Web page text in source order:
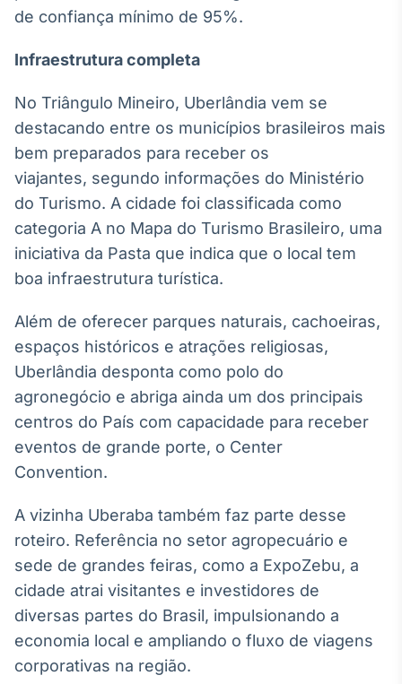
IA
BroadFast
Em breve
Investimentos
Tokenização
de ativos
Crédito
Em breve
de confiança mínimo de 95%.
Infraestrutura completa
No Triângulo Mineiro, Uberlândia vem se
destacando entre os municípios brasileiros mais
bem preparados para receber os
viajantes, segundo informações do Ministério
do Turismo. A cidade foi classificada como
categoria A no Mapa do Turismo Brasileiro, uma
iniciativa da Pasta que indica que o local tem
boa infraestrutura turística.
Além de oferecer parques naturais, cachoeiras,
espaços históricos e atrações religiosas,
Uberlândia desponta como polo do
agronegócio e abriga ainda um dos principais
centros do País com capacidade para receber
eventos de grande porte, o Center
Convention.
A vizinha Uberaba também faz parte desse
roteiro. Referência no setor agropecuário e
sede de grandes feiras, como a ExpoZebu, a
cidade atrai visitantes e investidores de
diversas partes do Brasil, impulsionando a
economia local e ampliando o fluxo de viagens
corporativas na região.